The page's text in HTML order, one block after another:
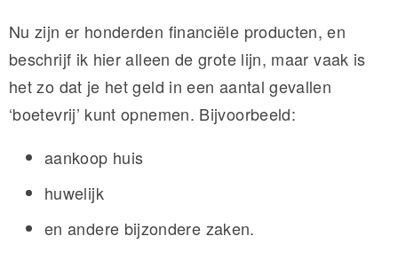
Nu zijn er honderden financiële producten, en
beschrijf ik hier alleen de grote lijn, maar vaak is
het zo dat je het geld in een aantal gevallen
‘boetevrij’ kunt opnemen. Bijvoorbeeld:
aankoop huis
huwelijk
en andere bijzondere zaken.